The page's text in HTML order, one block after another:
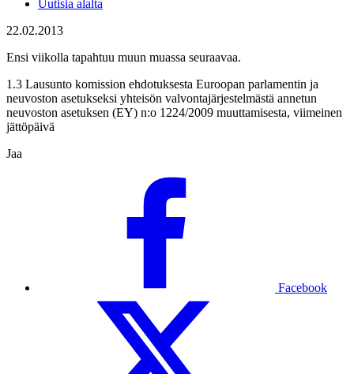
Uutisia alalta
22.02.2013
Ensi viikolla tapahtuu muun muassa seuraavaa.
1.3 Lausunto komission ehdotuksesta Euroopan parlamentin ja
neuvoston asetukseksi yhteisön valvontajärjestelmästä annetun
neuvoston asetuksen (EY) n:o 1224/2009 muuttamisesta, viimeinen
jättöpäivä
Jaa
Facebook